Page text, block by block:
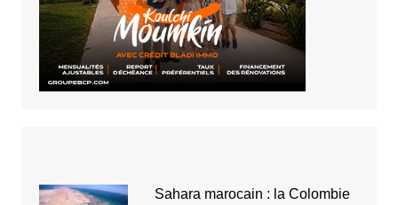
Sahara marocain : la Colombie